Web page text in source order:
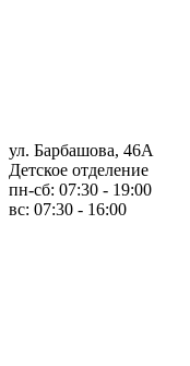
ул. Барбашова, 46А
Детское отделение
пн-сб: 07:30 - 19:00
вс: 07:30 - 16:00